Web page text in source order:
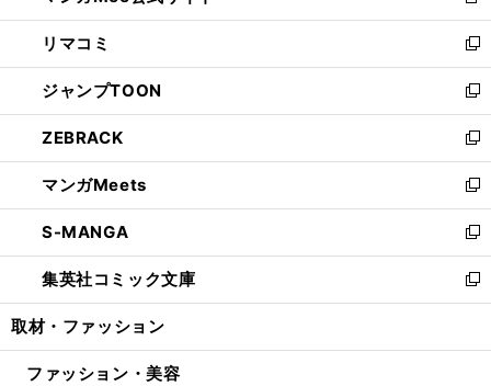
ウ
で
開
く
ン
ド
ウ
で
開
く
ウ
ィ
ン
ド
ウ
で
開
く
し
い
ウ
ィ
ン
ド
ウ
で
開
く
リマコミ
新
し
い
ウ
ィ
ン
ド
ウ
で
開
く
ジャンプTOON
新
し
い
ウ
ィ
ン
ド
ウ
で
開
ZEBRACK
新
し
い
ウ
ィ
ン
ド
ウ
開
マンガMeets
新
し
い
ウ
ィ
ン
ウ
S-MANGA
新
し
い
ウ
ン
集英社コミック文庫
新
し
ウ
取材・ファッション
ファッション・美容